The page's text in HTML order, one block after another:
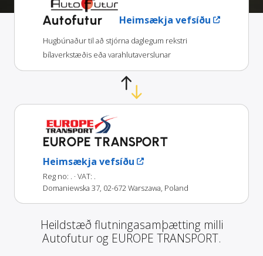
Autofutur Heimsækja vefsíðu
Hugbúnaður til að stjórna daglegum rekstri
bílaverkstæðis eða varahlutaverslunar
EUROPE TRANSPORT
Heimsækja vefsíðu
Reg no: . · VAT: .
Domaniewska 37, 02-672 Warszawa, Poland
Heildstæð flutningasamþætting milli
Autofutur og EUROPE TRANSPORT.